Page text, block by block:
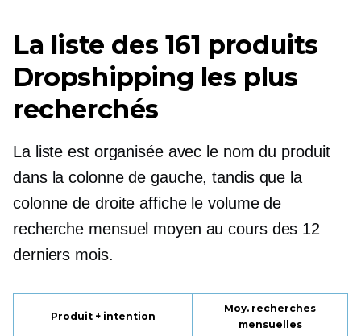
La liste des 161 produits
Dropshipping les plus
recherchés
La liste est organisée avec le nom du produit
dans la colonne de gauche, tandis que la
colonne de droite affiche le volume de
recherche mensuel moyen au cours des 12
derniers mois.
Produit + intention
Moy. recherches
mensuelles